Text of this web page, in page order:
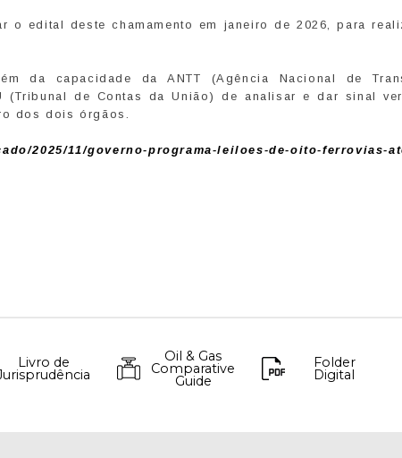
o edital deste chamamento em janeiro de 2026, para
da capacidade da ANTT (Agência Nacional de
de Contas da União) de analisar e dar sinal
dos dois órgãos.
2025/11/governo-programa-leiloes-de-oito-ferrovias-
Livro de Oil & Gas
Comparative
Guide
Folder
Digital